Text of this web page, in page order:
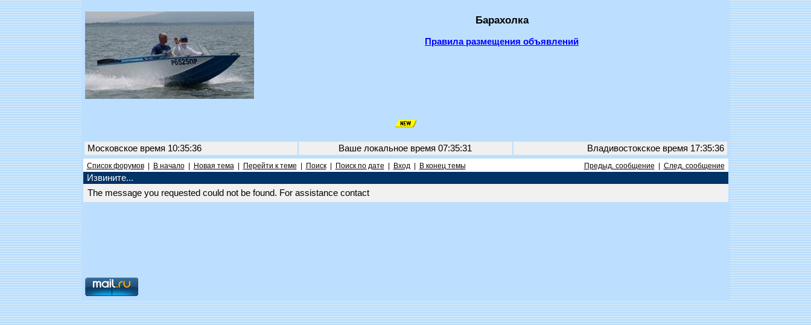
Барахолка
Правила размещения объявлений
Московское время 10:35:36 Ваше локальное время 07:35:31 Владивостокское время 17:35:36
Список форумов| В начало| Новая тема| Перейти к теме Поиск| Поиск по дате Вход| В конец темы Предыд. сообщение След. сообщение
Извините...
The message you requested could not be found. For assistance contact